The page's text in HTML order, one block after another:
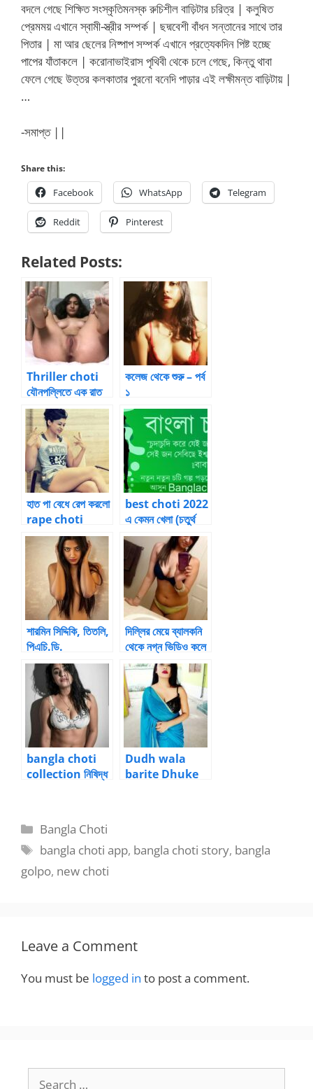
বদলে গেছে শিক্ষিত সংস্কৃতিমনস্ক রুচিশীল বাড়িটার চরিত্র | কলুষিত
প্রেমময় এখানে স্বামী-স্ত্রীর সম্পর্ক | ছদ্মবেশী বাঁধন সন্তানের সাথে তার
পিতার | মা আর ছেলের নিষ্পাপ সম্পর্ক এখানে প্রত্যেকদিন পিষ্ট হচ্ছে
পাপের যাঁতাকলে | করোনাভাইরাস পৃথিবী থেকে চলে গেছে, কিন্তু থাবা
ফেলে গেছে উত্তর কলকাতার পুরনো বনেদি পাড়ার এই লক্ষীমন্ত বাড়িটায় |
…
-সমাপ্ত ||
Share this:
Facebook WhatsApp Telegram
Reddit Pinterest
Related Posts:
Thriller choti
যৌনপল্লিতে এক রাত
কলেজ থেকে শুরু – পর্ব
১
হাত পা বেধে রেপ করলো
rape choti
golpo
best choti 2022
এ কেমন খেলা (চতুর্থ
পর্ব) by anu
শারমিন সিদ্দিকি, তিতলি,
পিএচি.ডি.
দিল্লির মেয়ে ব্যালকনি
থেকে নগ্ন ভিডিও কলে
আনন্দ খুঁজে পায়
bangla choti
collection নিষিদ্ধ
Dudh wala
barite Dhuke
Categories
Bangla Choti
Tags
bangla choti app, bangla choti story, bangla
golpo, new choti
Leave a Comment
You must be logged in to post a comment.